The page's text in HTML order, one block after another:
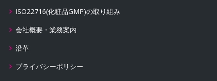
ISO22716(化粧品GMP)の取り組み
会社概要・業務案内
沿革
プライバシーポリシー